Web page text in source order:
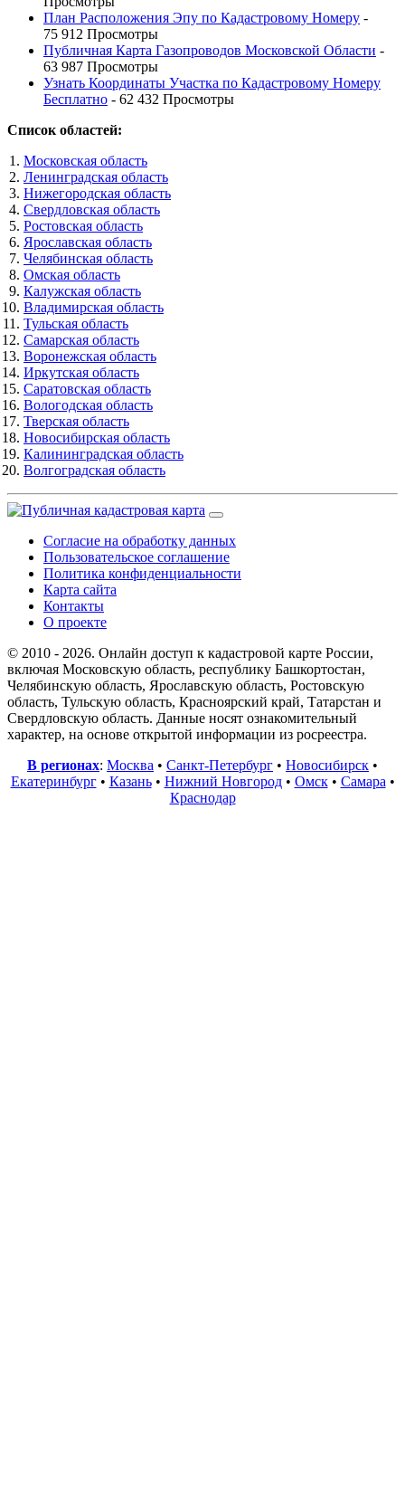
План Расположения Эпу по Кадастровому Номеру -
75 912 Просмотры
Публичная Карта Газопроводов Московской Области -
63 987 Просмотры
Узнать Координаты Участка по Кадастровому Номеру
Бесплатно - 62 432 Просмотры
Список областей:
Московская область
Ленинградская область
Нижегородская область
Свердловская область
Ростовская область
Ярославская область
Челябинская область
Омская область
Калужская область
Владимирская область
Тульская область
Самарская область
Воронежская область
Иркутская область
Саратовская область
Вологодская область
Тверская область
Новосибирская область
Калининградская область
Волгоградская область
Согласие на обработку данных
Пользовательское соглашение
Политика конфиденциальности
Карта сайта
Контакты
О проекте
© 2010 - 2026. Онлайн доступ к кадастровой карте России,
включая Московскую область, республику Башкортостан,
Челябинскую область, Ярославскую область, Ростовскую
область, Тульскую область, Красноярский край, Татарстан и
Свердловскую область. Данные носят ознакомительный
характер, на основе открытой информации из росреестра.
В регионах: Москва • Санкт-Петербург • Новосибирск •
Екатеринбург• Казань• Нижний Новгород• Омск• Самара •
Краснодар